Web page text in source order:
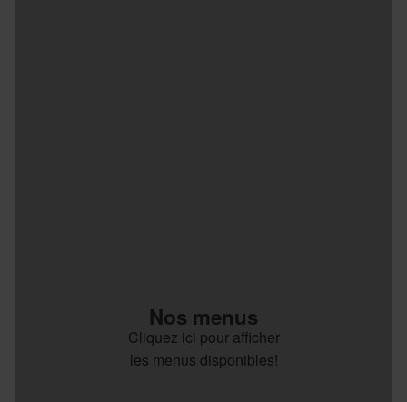
Nos menus
Cliquez ici pour afficher
les menus disponibles!